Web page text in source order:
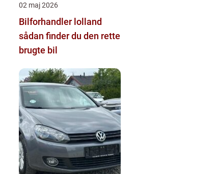
02 maj 2026
Bilforhandler lolland
sådan finder du den rette
brugte bil